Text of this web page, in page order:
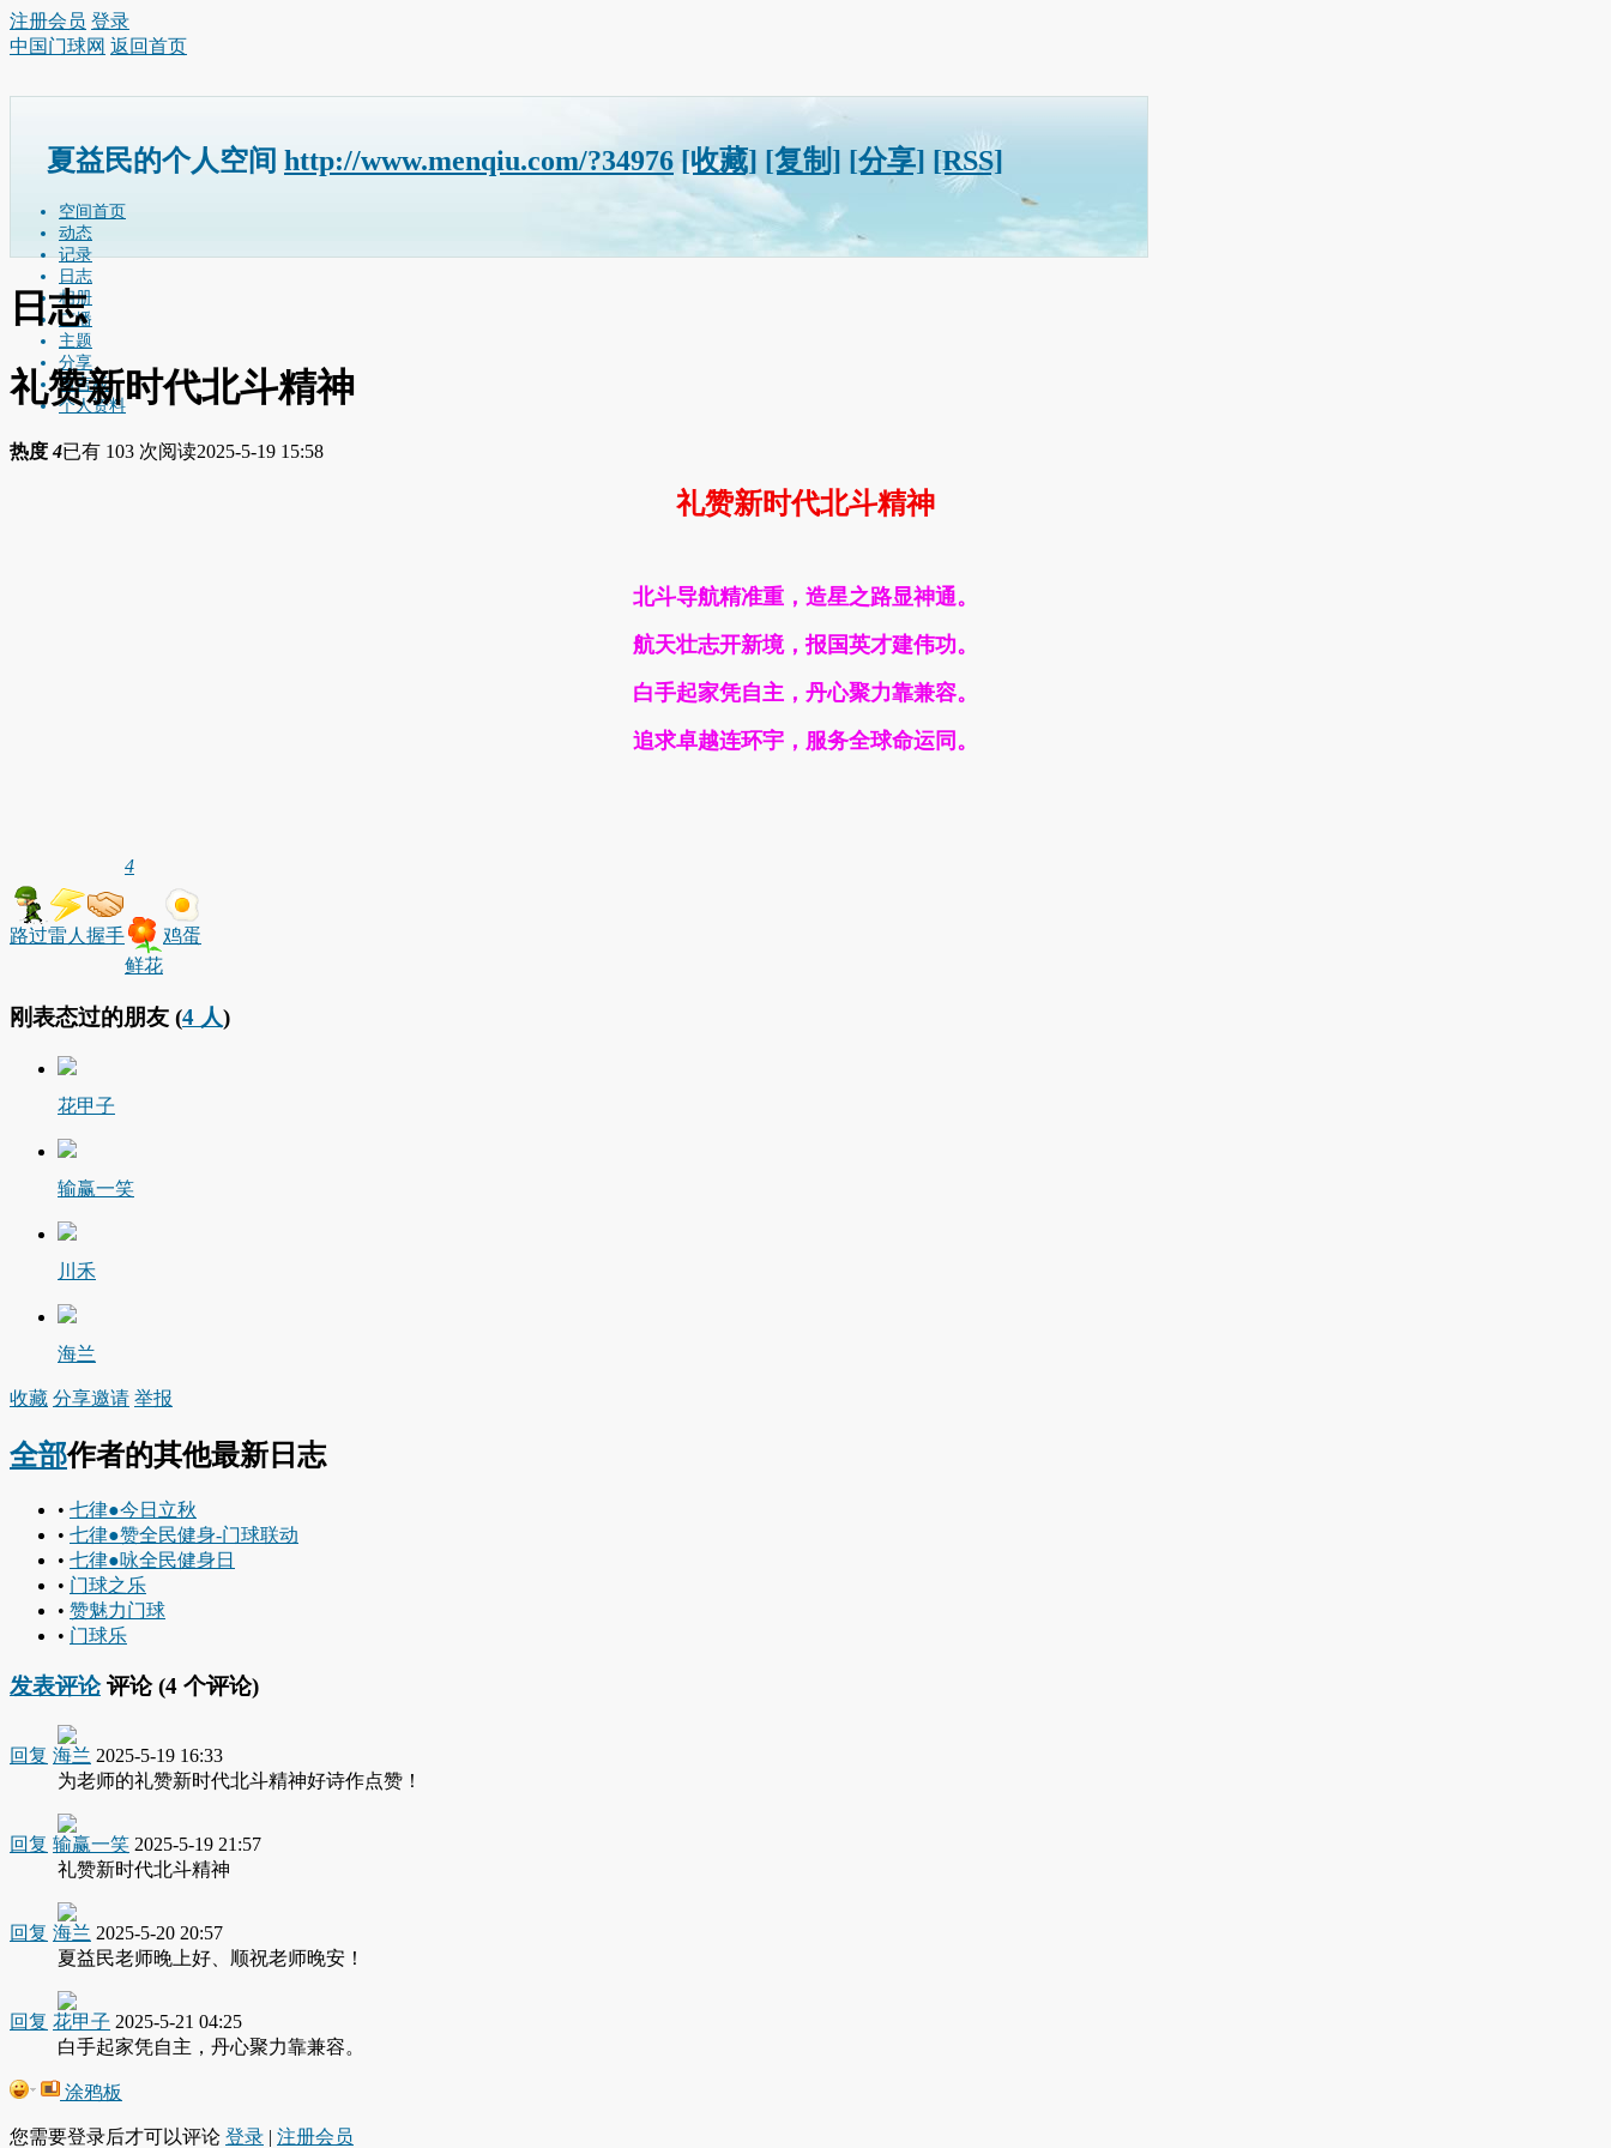
注册会员 登录
中国门球网 返回首页
夏益民的个人空间 http://www.menqiu.com/?34976 [收藏] [复制] [分享] [RSS]
空间首页
动态
记录
日志
相册
广播
主题
分享
留言板
个人资料
日志
礼赞新时代北斗精神
热度4已有 103 次阅读2025-5-19 15:58
礼赞新时代北斗精神
北斗导航精准重，造星之路显神通。
航天壮志开新境，报国英才建伟功。
白手起家凭自主，丹心聚力靠兼容。
追求卓越连环宇，服务全球命运同。
路过雷人 握手
4
鲜花
鸡蛋
刚表态过的朋友 (4 人)
花甲子
输赢一笑
川禾
海兰
收藏 分享邀请 举报
全部作者的其他最新日志
• 七律●今日立秋
• 七律●赞全民健身-门球联动
• 七律●咏全民健身日
• 门球之乐
• 赞魅力门球
• 门球乐
发表评论评论 (4 个评论)
回复 海兰 2025-5-19 16:33
为老师的礼赞新时代北斗精神好诗作点赞！
回复 输赢一笑 2025-5-19 21:57
礼赞新时代北斗精神
回复 海兰 2025-5-20 20:57
夏益民老师晚上好、顺祝老师晚安！
回复 花甲子 2025-5-21 04:25
白手起家凭自主，丹心聚力靠兼容。
涂鸦板
您需要登录后才可以评论 登录 | 注册会员